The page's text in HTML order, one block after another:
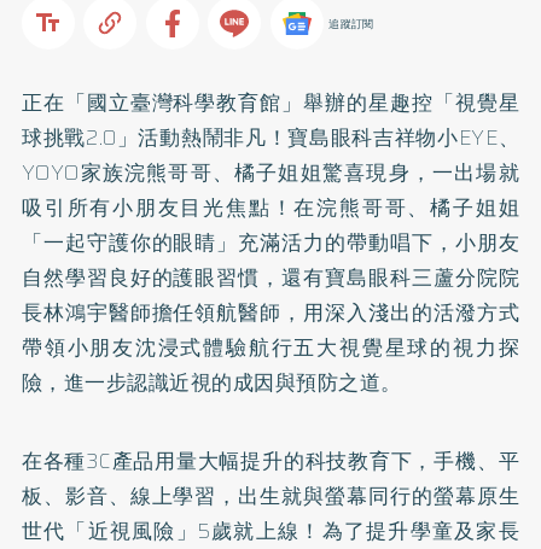
追蹤訂閱
正在「國立臺灣科學教育館」舉辦的星趣控「視覺星
球挑戰2.0」活動熱鬧非凡！寶島眼科吉祥物小EYE、
YOYO家族浣熊哥哥、橘子姐姐驚喜現身，一出場就
吸引所有小朋友目光焦點！在浣熊哥哥、橘子姐姐
「一起守護你的眼睛」充滿活力的帶動唱下，小朋友
自然學習良好的護眼習慣，還有寶島眼科三蘆分院院
長林鴻宇醫師擔任領航醫師，用深入淺出的活潑方式
帶領小朋友沈浸式體驗航行五大視覺星球的視力探
險，進一步認識近視的成因與預防之道。
在各種3C產品用量大幅提升的科技教育下，手機、平
板、影音、線上學習，出生就與螢幕同行的螢幕原生
世代「近視風險」5歲就上線！為了提升學童及家長